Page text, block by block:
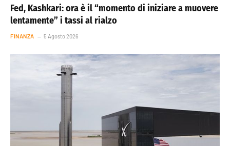
Fed, Kashkari: ora è il “momento di iniziare a muovere
lentamente” i tassi al rialzo
FINANZA 5 Agosto 2026